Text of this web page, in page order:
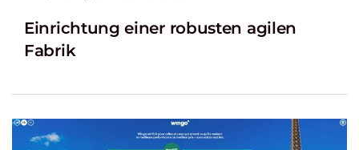
Einrichtung einer robusten agilen
Fabrik